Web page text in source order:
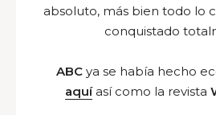
absoluto, más bien todo lo
conquistado
ABCya se había hecho
aquí así como la revista